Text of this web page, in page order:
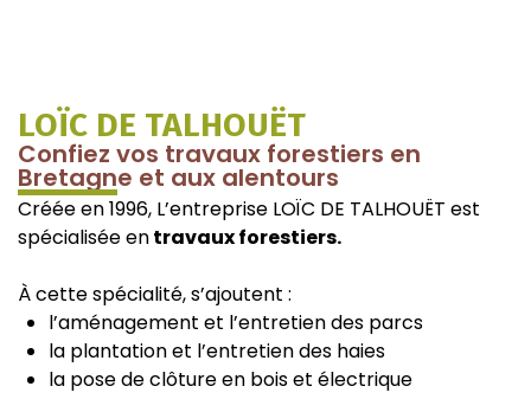
LOÏC DE TALHOUËT
Confiez vos travaux forestiers en
Bretagne et aux alentours
Créée en 1996, L’entreprise LOÏC DE TALHOUËT est
spécialisée entravaux forestiers.
À cette spécialité, s’ajoutent :
l’aménagement et l’entretien des parcs
la plantation et l’entretien des haies
la pose de clôture en bois et électrique